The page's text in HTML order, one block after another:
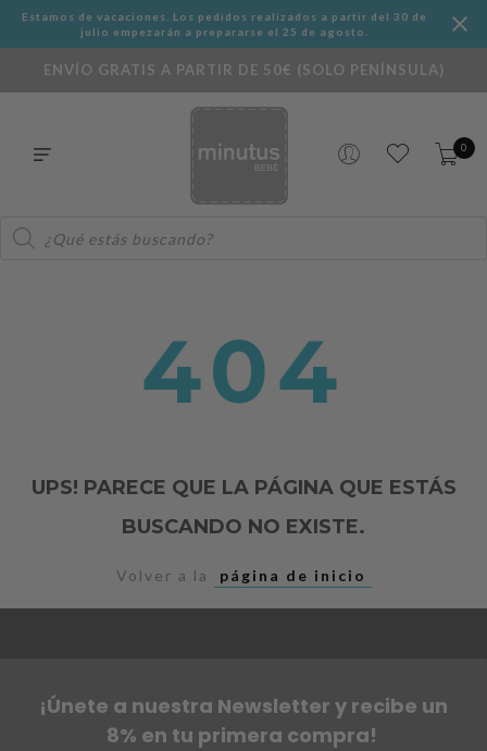
Estamos de vacaciones. Los pedidos realizados a partir del 30 de
julio empezarán a prepararse el 25 de agosto.
ENVÍO GRATIS A PARTIR DE 50€ (SOLO PENÍNSULA)
0
de
productos
404
UPS! PARECE QUE LA PÁGINA QUE ESTÁS
BUSCANDO NO EXISTE.
Volver a la página de inicio
¡Únete a nuestra Newsletter y recibe un
8% en tu primera compra!